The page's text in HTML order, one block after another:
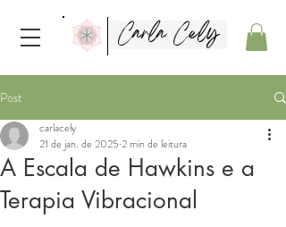
Carla Cely
Post
A Escala de Hawkins e a
Terapia Vibracional
carlacely
21 de jan. de 2025 2 min de leitura